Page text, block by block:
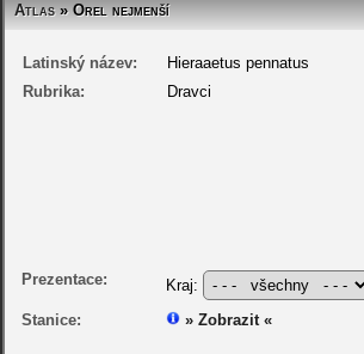
Atlas» Orel nejmenší
Latinský název:
Hieraaetus pennatus
Rubrika:
Dravci
Prezentace:
Kraj:
Stanice:
» Zobrazit «